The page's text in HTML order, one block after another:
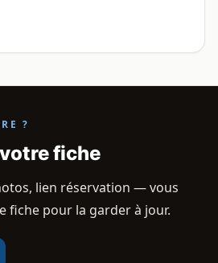
?
fiche
lien réservation — vous
fiche pour la garder à jour.